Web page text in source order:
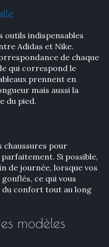
outils indispensables
Adidas et Nike.
de chaque
qui correspond le
prennent en
mais aussi la
du pied.
chaussures pour
parfaitement. Si possible,
de journée, lorsque vos
ce qui vous
du confort tout au long
modèles